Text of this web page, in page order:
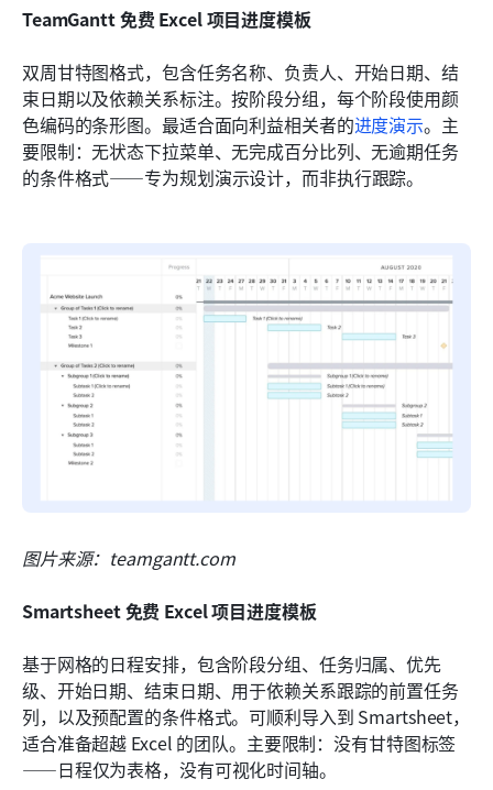
TeamGantt 免费 Excel 项目进度模板
双周甘特图格式，包含任务名称、负责人、开始日期、结
束日期以及依赖关系标注。按阶段分组，每个阶段使用颜
色编码的条形图。最适合面向利益相关者的进度演示。主
要限制：无状态下拉菜单、无完成百分比列、无逾期任务
的条件格式——专为规划演示设计，而非执行跟踪。
图片来源：teamgantt.com
Smartsheet 免费 Excel 项目进度模板
基于网格的日程安排，包含阶段分组、任务归属、优先
级、开始日期、结束日期、用于依赖关系跟踪的前置任务
列，以及预配置的条件格式。可顺利导入到 Smartsheet，
适合准备超越 Excel 的团队。主要限制：没有甘特图标签
——日程仅为表格，没有可视化时间轴。